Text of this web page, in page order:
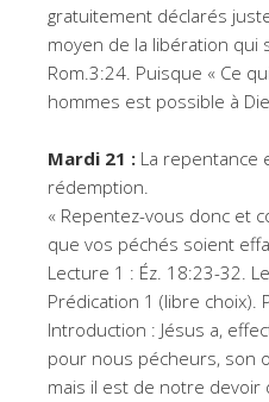
gratuitement déclarés
moyen de la libération qui
Rom.3:24. Puisque « Ce
hommes est possible à
Mardi 21 : La repentance
rédemption.
« Repentez-vous donc et
que vos péchés soient
Lecture 1 : Éz. 18:23-32.
Prédication 1 (libre choix).
Introduction : Jésus a,
pour nous pécheurs, son
mais il est de notre devoir